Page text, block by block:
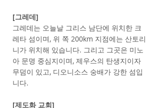
[그레데]
그레데는 오늘날 그리스 남단에 위치한 크
레타 섬이며, 위 쪽 200km 지점에는 산토리
니가 위치해 있습니다. 그리고 그곳은 미노
아 문명 중심지이며, 제우스의 탄생지이자
무덤이 있고, 디오니소스 숭배가 강한 섬입
니다.
[제도화 교회]